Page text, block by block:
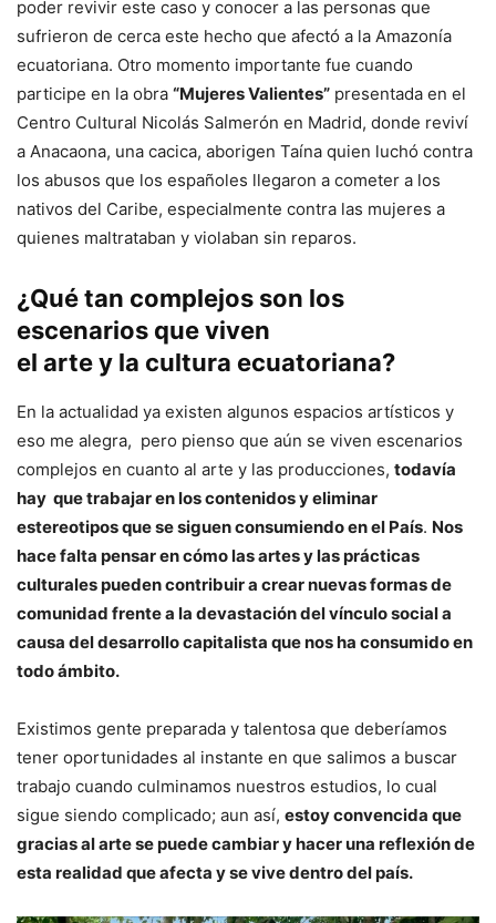
poder revivir este caso y conocer a las personas que
sufrieron de cerca este hecho que afectó a la Amazonía
ecuatoriana. Otro momento importante fue cuando
participe en la obra “Mujeres Valientes” presentada en el
Centro Cultural Nicolás Salmerón en Madrid, donde reviví
a Anacaona, una cacica, aborigen Taína quien luchó contra
los abusos que los españoles llegaron a cometer a los
nativos del Caribe, especialmente contra las mujeres a
quienes maltrataban y violaban sin reparos.
¿Qué tan complejos son los
escenarios que viven
el arte y la cultura ecuatoriana?
En la actualidad ya existen algunos espacios artísticos y
eso me alegra, pero pienso que aún se viven escenarios
complejos en cuanto al arte y las producciones, todavía
hay que trabajar en los contenidos y eliminar
estereotipos que se siguen consumiendo en el País. Nos
hace falta pensar en cómo las artes y las prácticas
culturales pueden contribuir a crear nuevas formas de
comunidad frente a la devastación del vínculo social a
causa del desarrollo capitalista que nos ha consumido en
todo ámbito.
Existimos gente preparada y talentosa que deberíamos
tener oportunidades al instante en que salimos a buscar
trabajo cuando culminamos nuestros estudios, lo cual
sigue siendo complicado; aun así, estoy convencida que
gracias al arte se puede cambiar y hacer una reflexión de
esta realidad que afecta y se vive dentro del país.